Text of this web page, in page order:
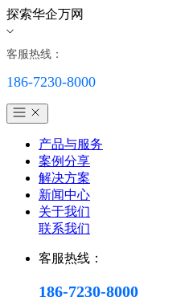
探索华企万网
客服热线：
186-7230-8000
产品与服务
案例分享
解决方案
新闻中心
关于我们
联系我们
客服热线：
186-7230-8000